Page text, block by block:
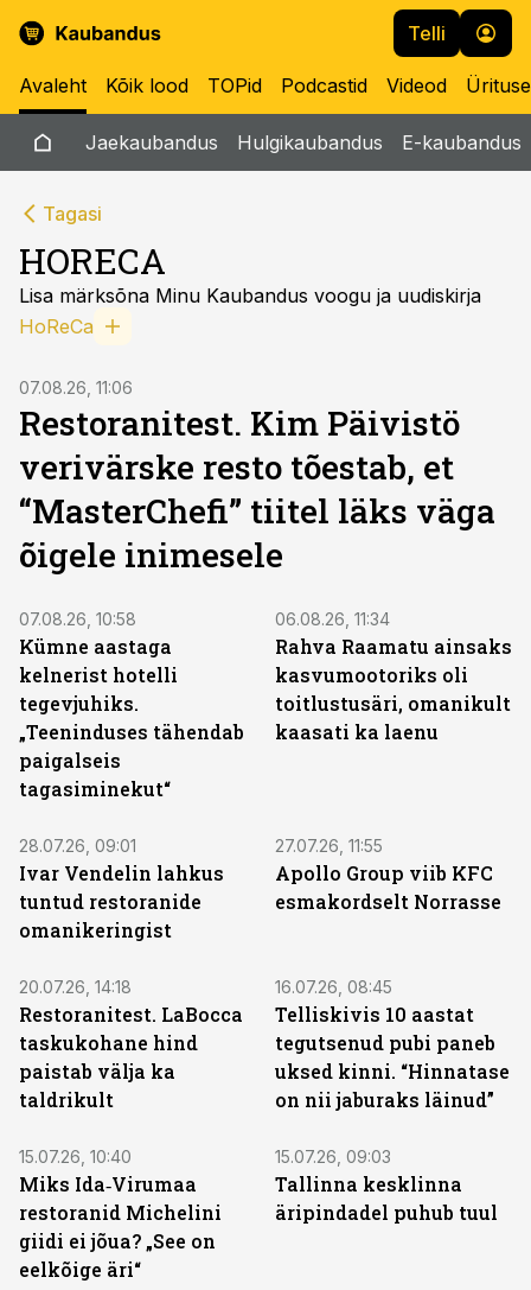
Telli
Avaleht Kõik lood TOPid Podcastid Videod
Jaekaubandus Hulgikaubandus E-kaubandus
Tagasi
HORECA
Lisa märksõna Minu Kaubandus voogu ja uudiskirja
HoReCa
07.08.26, 11:06
Restoranitest. Kim Päivistö
verivärske resto tõestab, et
“MasterChefi” tiitel läks väga
õigele inimesele
07.08.26, 10:58
Kümne aastaga
kelnerist hotelli
tegevjuhiks.
„Teeninduses tähendab
paigalseis
tagasiminekut“
06.08.26, 11:34
Rahva Raamatu ainsaks
kasvumootoriks oli
toitlustusäri, omanikult
kaasati ka laenu
28.07.26, 09:01
Ivar Vendelin lahkus
tuntud restoranide
omanikeringist
27.07.26, 11:55
Apollo Group viib KFC
esmakordselt Norrasse
20.07.26, 14:18
Restoranitest. LaBocca
taskukohane hind
paistab välja ka
taldrikult
16.07.26, 08:45
Telliskivis 10 aastat
tegutsenud pubi paneb
uksed kinni. “Hinnatase
on nii jaburaks läinud”
15.07.26, 10:40
Miks Ida‑Virumaa
restoranid Michelini
giidi ei jõua? „See on
eelkõige äri“
15.07.26, 09:03
Tallinna kesklinna
äripindadel puhub tuul